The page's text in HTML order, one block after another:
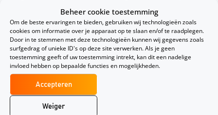
Beheer cookie toestemming
Om de beste ervaringen te bieden, gebruiken wij technologieën zoals
cookies om informatie over je apparaat op te slaan en/of te raadplegen.
Door in te stemmen met deze technologieën kunnen wij gegevens zoals
surfgedrag of unieke ID's op deze site verwerken. Als je geen
toestemming geeft of uw toestemming intrekt, kan dit een nadelige
invloed hebben op bepaalde functies en mogelijkheden.
Accepteren
Weiger
Of je een eigen bijdrage moet leveren voor juridische
ondersteuning of niet verschilt per verzekeraar. In de
meest gevallen vragen de verzekeraars hier alleen na
ar wanneer de verzekeraar externe kosten maakt, en
dus zijn werk uitbesteed. Dit kan dus het geval zijn bij
het inzetten van deskundigen, advocaten en dergelijk